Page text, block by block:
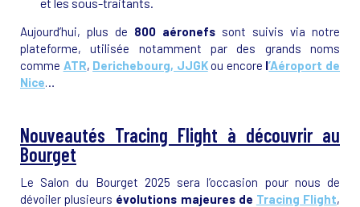
Aujourd’hui, plus de 800 aéronefs sont suivis via notre
plateforme, utilisée notamment par des grands noms
comme ATR, Derichebourg, JJGKou encore l’Aéroport de
Nice…
Nouveautés Tracing Flight à découvrir au
Bourget
Le Salon du Bourget 2025 sera l’occasion pour nous de
dévoiler plusieurs évolutions majeures de Tracing Flight,